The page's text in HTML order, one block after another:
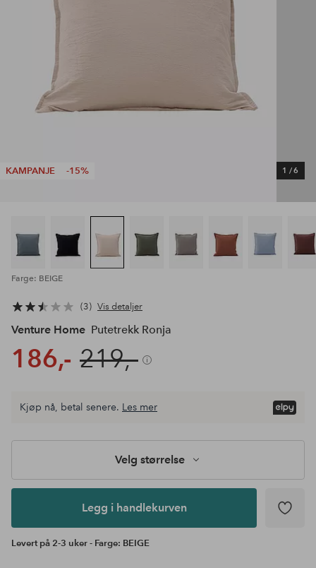
KAMPANJE -15% 1 /6
Farge: BEIGE
3 Vis detaljer
Venture Home Putetrekk Ronja
186,- 219,-
størrelse
Legg i
Kjøp nå, betal senere. Les mer
Velg størrelse
Legg i handlekurven
Levert på 2-3 uker - Farge: BEIGE